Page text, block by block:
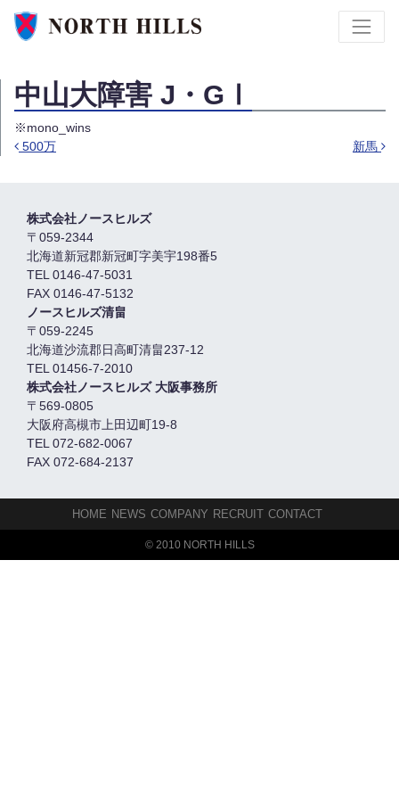
中山大障害 J・GⅠ
※mono_wins
500万 新馬
株式会社ノースヒルズ
〒059-2344
北海道新冠郡新冠町字美宇198番5
TEL 0146-47-5031
FAX 0146-47-5132
ノースヒルズ清畠
〒059-2245
北海道沙流郡日高町清畠237-12
TEL 01456-7-2010
株式会社ノースヒルズ 大阪事務所
〒569-0805
大阪府高槻市上田辺町19-8
TEL 072-682-0067
FAX 072-684-2137
HOME NEWS COMPANY RECRUIT CONTACT
© 2010 NORTH HILLS